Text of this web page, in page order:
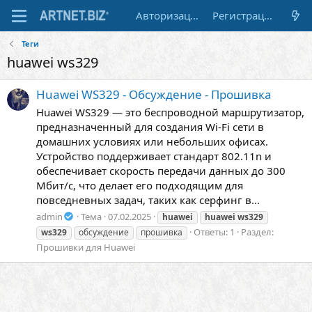
Авторизация Регистрация
Теги
huawei ws329
Huawei WS329 - Обсуждение - Прошивка
Huawei WS329 — это беспроводной маршрутизатор,
предназначенный для создания Wi-Fi сети в
домашних условиях или небольших офисах.
Устройство поддерживает стандарт 802.11n и
обеспечивает скорость передачи данных до 300
Мбит/с, что делает его подходящим для
повседневных задач, таких как серфинг в...
admin Тема 07.02.2025 huawei huawei ws329
ws329
обсуждение прошивка Ответы: 1
Раздел:
Прошивки для Huawei